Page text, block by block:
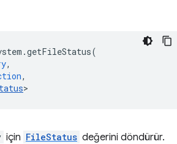
.getFileStatus(
,
,
>
için FileStatus değerini döndürür.